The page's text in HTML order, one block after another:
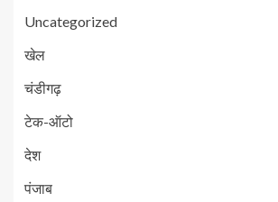
Uncategorized
खेल
चंडीगढ़
टेक-ऑटो
देश
पंजाब